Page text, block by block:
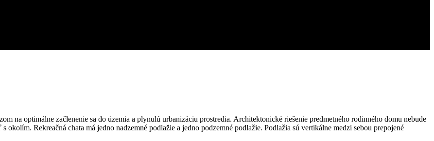
na optimálne začlenenie sa do územia a plynulú urbanizáciu prostredia. Architektonické riešenie predmetného rodinného domu nebude
Rekreačná chata má jedno nadzemné podlažie a jedno podzemné podlažie. Podlažia sú vertikálne medzi sebou prepojené